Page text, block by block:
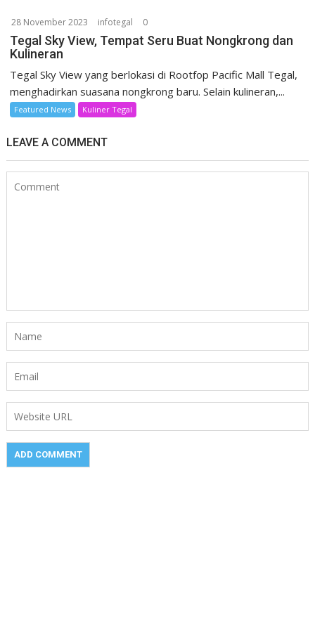
28 November 2023 infotegal 0
Tegal Sky View, Tempat Seru Buat Nongkrong dan
Kulineran
Tegal Sky View yang berlokasi di Rootfop Pacific Mall Tegal,
menghadirkan suasana nongkrong baru. Selain kulineran,...
Featured News Kuliner Tegal
LEAVE A COMMENT